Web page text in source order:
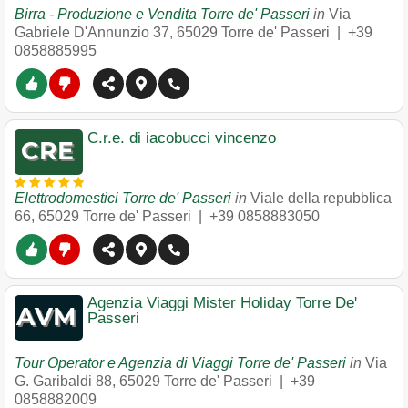
Birra - Produzione e Vendita Torre de' Passeri in Via
Gabriele D'Annunzio 37, 65029 Torre de' Passeri
+39
0858885995
C.r.e. di iacobucci vincenzo
Elettrodomestici Torre de' Passeri in Viale della repubblica
66, 65029 Torre de' Passeri +39 0858883050
Agenzia Viaggi Mister Holiday Torre De'
Passeri
Tour Operator e Agenzia di Viaggi Torre de' Passeri in Via
G. Garibaldi 88, 65029 Torre de' Passeri
+39
0858882009